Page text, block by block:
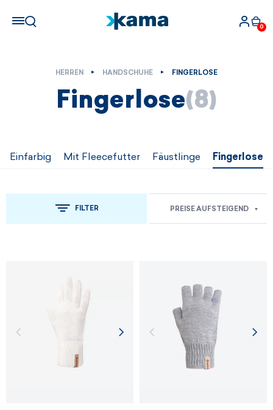
0
HERREN HANDSCHUHE FINGERLOSE
Fingerlose(8)
Einfarbig Mit Fleecefutter Fäustlinge Fingerlose
FILTER PREISE AUFSTEIGEND